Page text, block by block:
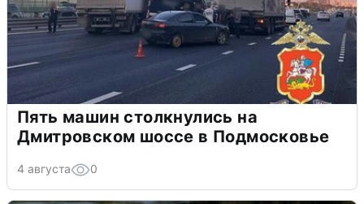
Пять машин столкнулись на
Дмитровском шоссе в Подмосковье
4 августа 0